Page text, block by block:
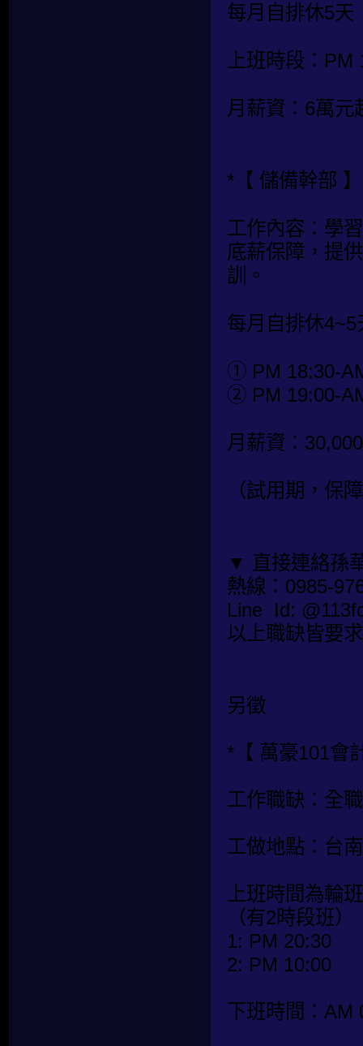
每月自排休5天
上班時段：
月薪資：6萬元
*【 儲備幹部
工作內容：學
底薪保障，提
訓。
每月自排休4~5
① PM 18:30-
② PM 19:00-
月薪資：
（試用期，保
▼ 直接連絡孫
熱線：0985-
Line Id:
以上職缺皆要
另徵
*【 萬豪101會
工作職缺：全
工做地點：台
上班時間為輪
（有2時段班）
1: PM 20:30
2: PM 10:00
下班時間：